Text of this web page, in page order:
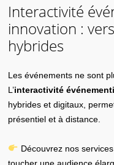
Interactivité
innovation :
hybrides
Les événements ne sont
L’interactivité
hybrides et digitaux,
présentiel et à distance.
Découvrez nos